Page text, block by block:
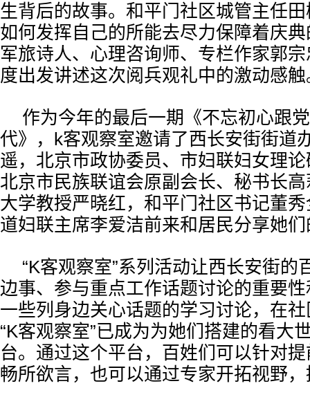
生背后的故事。和平门社区城管主任
如何发挥自己的所能去尽力保障着庆
军旅诗人、心理咨询师、专栏作家郭
度出发讲述这次阅兵观礼中的激动感触
作为今年的最后一期《不忘初心跟
代》，k客观察室邀请了西长安街街道
遥，北京市政协委员、市妇联妇女理
北京市民族联谊会原副会长、秘书长
大学教授严晓红，和平门社区书记董
道妇联主席李爱洁前来和居民分享她
“K客观察室”系列活动让西长安街的
边事、参与重点工作话题讨论的重要
一些列身边关心话题的学习讨论，在
“K客观察室”已成为为她们搭建的看大
台。通过这个平台，百姓们可以针对
畅所欲言，也可以通过专家开拓视野